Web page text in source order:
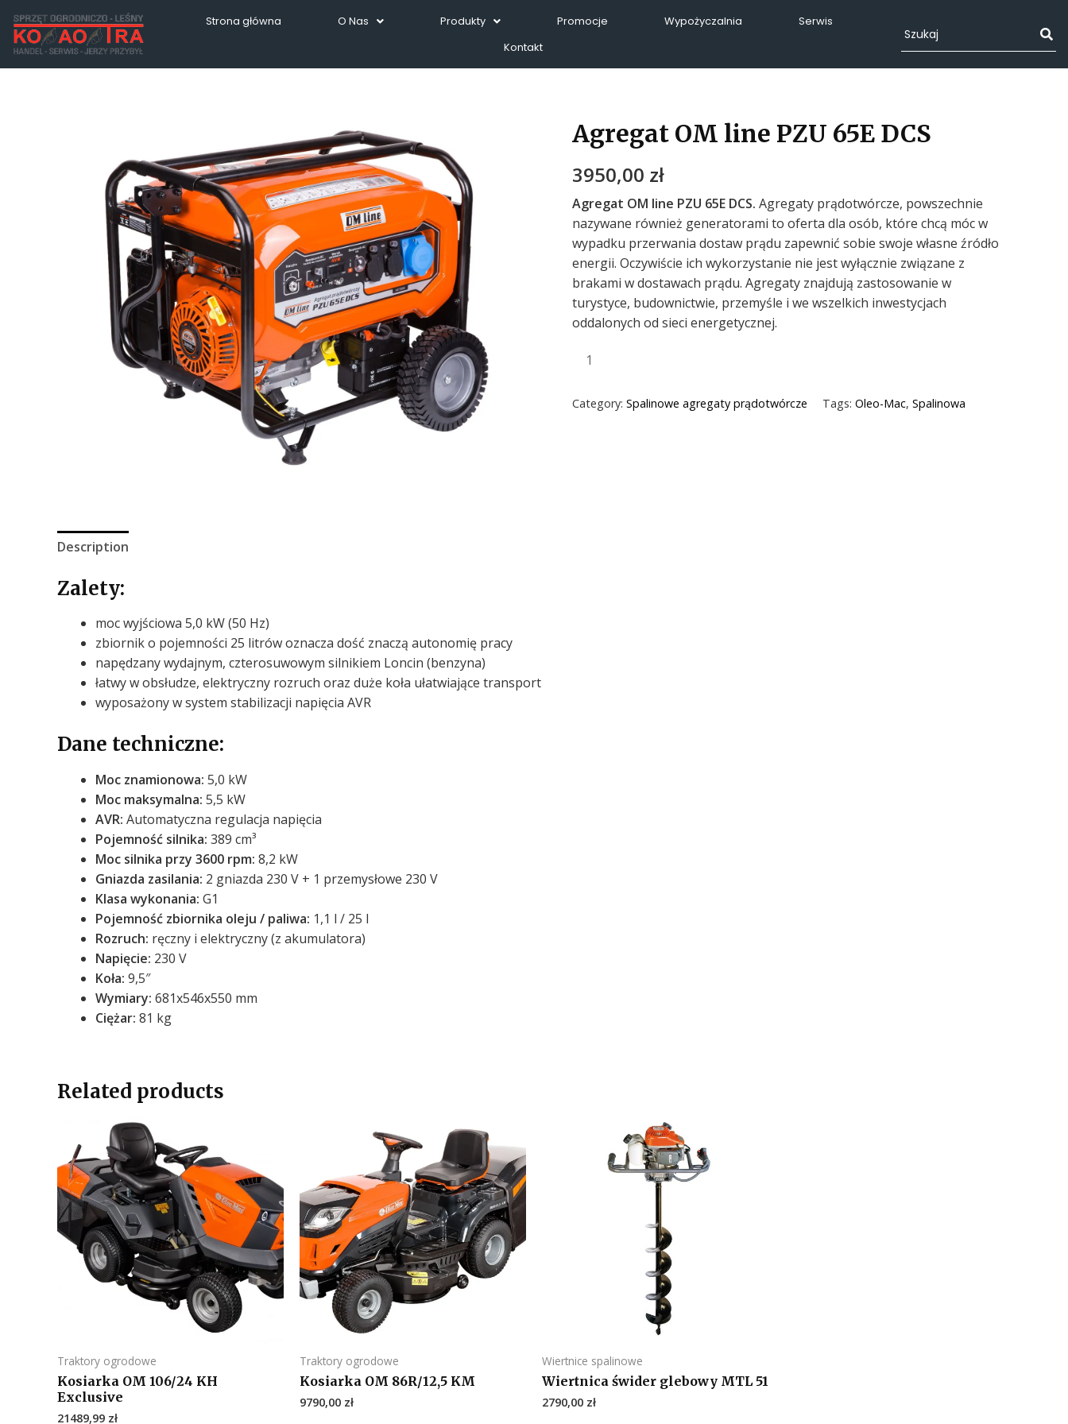
Strona główna O Nas Produkty Promocje Wypożyczalnia
Serwis
Kontakt
Agregat OM line PZU 65E DCS
3950,00 zł
Agregat OM line PZU 65E DCS. Agregaty prądotwórcze, powszechnie
nazywane również generatorami to oferta dla osób, które chcą móc w
wypadku przerwania dostaw prądu zapewnić sobie swoje własne źródło
energii. Oczywiście ich wykorzystanie nie jest wyłącznie związane z
brakami w dostawach prądu. Agregaty znajdują zastosowanie w
turystyce, budownictwie, przemyśle i we wszelkich inwestycjach
oddalonych od sieci energetycznej.
Category: Spalinowe agregaty prądotwórcze Tags: Oleo-Mac, Spalinowa
Description
Zalety:
moc wyjściowa 5,0 kW (50 Hz)
zbiornik o pojemności 25 litrów oznacza dość znaczą autonomię pracy
napędzany wydajnym, czterosuwowym silnikiem Loncin (benzyna)
łatwy w obsłudze, elektryczny rozruch oraz duże koła ułatwiające transport
wyposażony w system stabilizacji napięcia AVR
Dane techniczne:
Moc znamionowa: 5,0 kW
Moc maksymalna: 5,5 kW
AVR: Automatyczna regulacja napięcia
Pojemność silnika: 389 cm³
Moc silnika przy 3600 rpm: 8,2 kW
Gniazda zasilania: 2 gniazda 230 V + 1 przemysłowe 230 V
Klasa wykonania: G1
Pojemność zbiornika oleju / paliwa: 1,1 l / 25 l
Rozruch: ręczny i elektryczny (z akumulatora)
Napięcie: 230 V
Koła: 9,5″
Wymiary: 681x546x550 mm
Ciężar: 81 kg
Related products
Traktory ogrodowe
Kosiarka OM 106/24 KH
Exclusive
21489,99 zł
Traktory ogrodowe
Kosiarka OM 86R/12,5 KM
9790,00 zł
Wiertnice spalinowe
Wiertnica świder glebowy MTL 51
2790,00 zł